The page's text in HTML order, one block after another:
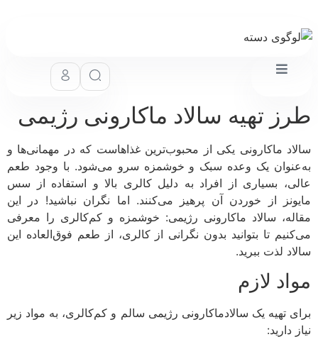
تهیه سالاد ماکارونی رژیمی
ماکارونی یکی از محبوب‌ترین غذاهاست که در مهمانی‌ها و
یک وعده سبک و خوشمزه سرو می‌شود. با وجود طعم
بسیاری از افراد به دلیل کالری بالا و استفاده از سس
از خوردن آن پرهیز می‌کنند. اما نگران نباشید! در این
سالاد ماکارونی رژیمی: خوشمزه و کم‌کالری را معرفی
تا بتوانید بدون نگرانی از کالری، از طعم فوق‌العاده این
لذت ببرید.
لازم
تهیه یک سالادماکارونی رژیمی سالم و کم‌کالری، به مواد زیر
دارید: